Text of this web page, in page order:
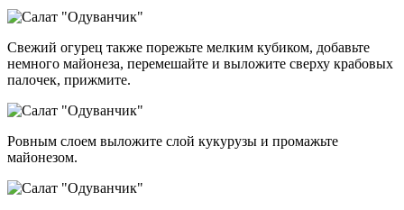
Свежий огурец также порежьте мелким кубиком, добавьте
немного майонеза, перемешайте и выложите сверху крабовых
палочек, прижмите.
Ровным слоем выложите слой кукурузы и промажьте
майонезом.